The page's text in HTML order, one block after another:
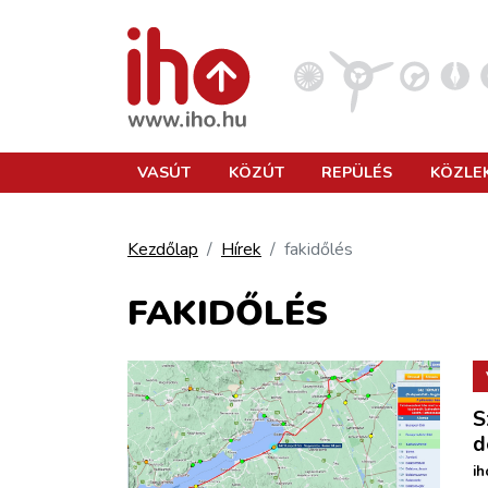
REPÜLÉS
KÖZLEKEDÉSFEJLESZTÉS
ELLÁTÁSI LÁNC
VASÚT KÖZÚT REPÜLÉS
Kezdőlap Hírek fakidőlés
FAKIDŐLÉS